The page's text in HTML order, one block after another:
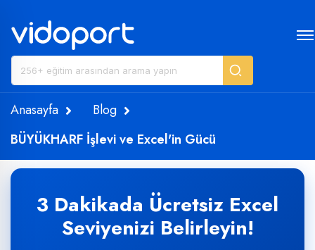
Anasayfa
Blog
BÜYÜKHARF İşlevi ve Excel'in Gücü
3 Dakikada Ücretsiz Excel
Seviyenizi Belirleyin!